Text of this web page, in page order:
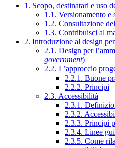
1. Scopo, destinatari e uso
1.1. Versionamento e
1.2. Consultazione
1.3. Contribuisci al
2. Introduzione al design
2.1. Design per
government)
2.2. L’approccio
2.2.1. Buone
2.2.2. Principi
2.3. Accessibilità
2.3.1.
2.3.2.
2.3.3. Principi
2.3.4. Linee
2.3.5. Come